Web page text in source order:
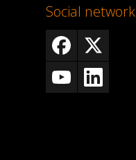
Social network